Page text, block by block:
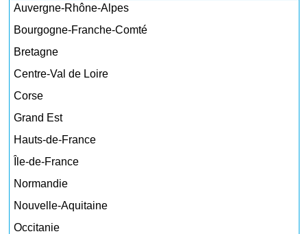
Auvergne-Rhône-Alpes
Bourgogne-Franche-Comté
Bretagne
Centre-Val de Loire
Corse
Grand Est
Hauts-de-France
Île-de-France
Normandie
Nouvelle-Aquitaine
Occitanie